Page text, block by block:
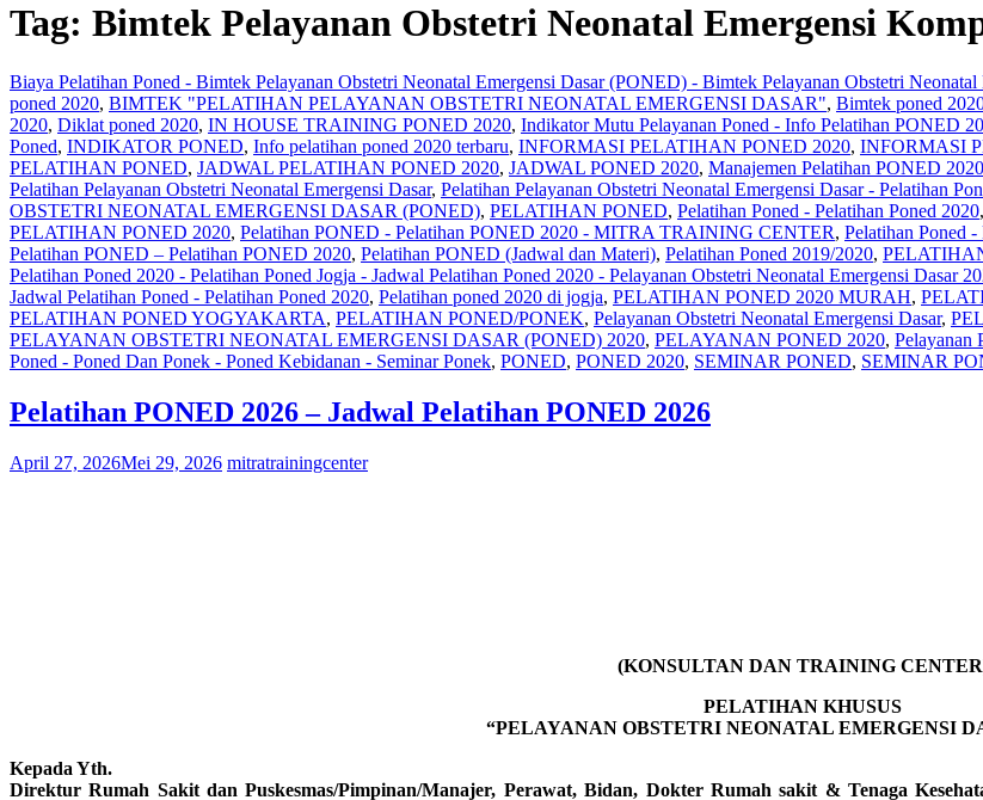
Tag: Bimtek Pelayanan Obstetri Neonatal Emergensi
Biaya Pelatihan Poned - Bimtek Pelayanan Obstetri Neonatal Emergensi Dasar (PONED) - Bimtek Pelayanan Obstetri
poned 2020, BIMTEK "PELATIHAN PELAYANAN OBSTETRI NEONATAL EMERGENSI DASAR", Bimtek poned
2020, Diklat poned 2020, IN HOUSE TRAINING PONED 2020, Indikator Mutu Pelayanan Poned - Info Pelatihan PONED
Poned, INDIKATOR PONED, Info pelatihan poned 2020 terbaru, INFORMASI PELATIHAN PONED 2020, INFORMASI
PELATIHAN PONED, JADWAL PELATIHAN PONED 2020, JADWAL PONED 2020, Manajemen Pelatihan PONED 2020
Pelatihan Pelayanan Obstetri Neonatal Emergensi Dasar, Pelatihan Pelayanan Obstetri Neonatal Emergensi Dasar - Pelatihan
OBSTETRI NEONATAL EMERGENSI DASAR (PONED), PELATIHAN PONED, Pelatihan Poned - Pelatihan Poned 2020,
PELATIHAN PONED 2020, Pelatihan PONED - Pelatihan PONED 2020 - MITRA TRAINING CENTER, Pelatihan Poned
Pelatihan PONED – Pelatihan PONED 2020, Pelatihan PONED (Jadwal dan Materi), Pelatihan Poned 2019/2020,
Pelatihan Poned 2020 - Pelatihan Poned Jogja - Jadwal Pelatihan Poned 2020 - Pelayanan Obstetri Neonatal Emergensi Dasar
Jadwal Pelatihan Poned - Pelatihan Poned 2020, Pelatihan poned 2020 di jogja, PELATIHAN PONED 2020 MURAH,
PELATIHAN PONED YOGYAKARTA, PELATIHAN PONED/PONEK, Pelayanan Obstetri Neonatal Emergensi Dasar,
PELAYANAN OBSTETRI NEONATAL EMERGENSI DASAR (PONED) 2020, PELAYANAN PONED 2020, Pelayanan
Poned - Poned Dan Ponek - Poned Kebidanan - Seminar Ponek, PONED, PONED 2020, SEMINAR PONED, SEMINAR
Pelatihan PONED 2026 – Jadwal Pelatihan PONED 2026
April 27, 2026Mei 29, 2026 mitratrainingcenter
(KONSULTAN DAN TRAINING
PELATIHAN KHUSUS
“PELAYANAN OBSTETRI NEONATAL EMERGENSI
Kepada Yth.
Direktur Rumah Sakit dan Puskesmas/Pimpinan/Manajer, Perawat, Bidan, Dokter Rumah sakit & Tenaga